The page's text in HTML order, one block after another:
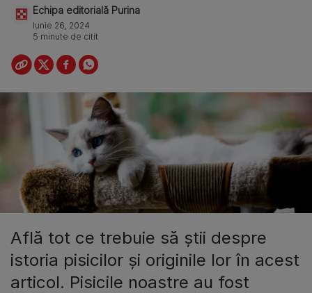
Echipa editorială Purina
Iunie 26, 2024
5 minute de citit
Află tot ce trebuie să știi despre
istoria pisicilor și originile lor în acest
articol. Pisicile noastre au fost